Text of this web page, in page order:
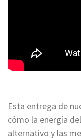
Esta entrega de
cómo la energía
alternativo y las